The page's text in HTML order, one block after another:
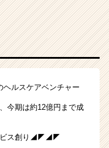
ヘルスケアベンチャー
今期は約12億円まで成
ビス創り◢◤◢◤